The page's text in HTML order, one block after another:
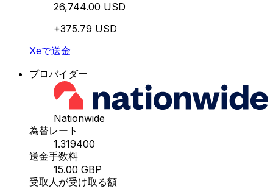
26,744.00 USD
+375.79 USD
Xeで送金
プロバイダー
Nationwide
為替レート
1.319400
送金手数料
15.00 GBP
受取人が受け取る額